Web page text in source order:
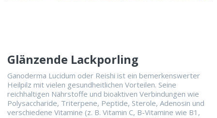
Glänzende Lackporling
Ganoderma Lucidum oder Reishi ist ein bemerkenswerter
Heilpilz mit vielen gesundheitlichen Vorteilen. Seine
reichhaltigen Nährstoffe und bioaktiven Verbindungen wie
Polysaccharide, Triterpene, Peptide, Sterole, Adenosin und
verschiedene Vitamine (z. B. Vitamin C, B-Vitamine wie B1,